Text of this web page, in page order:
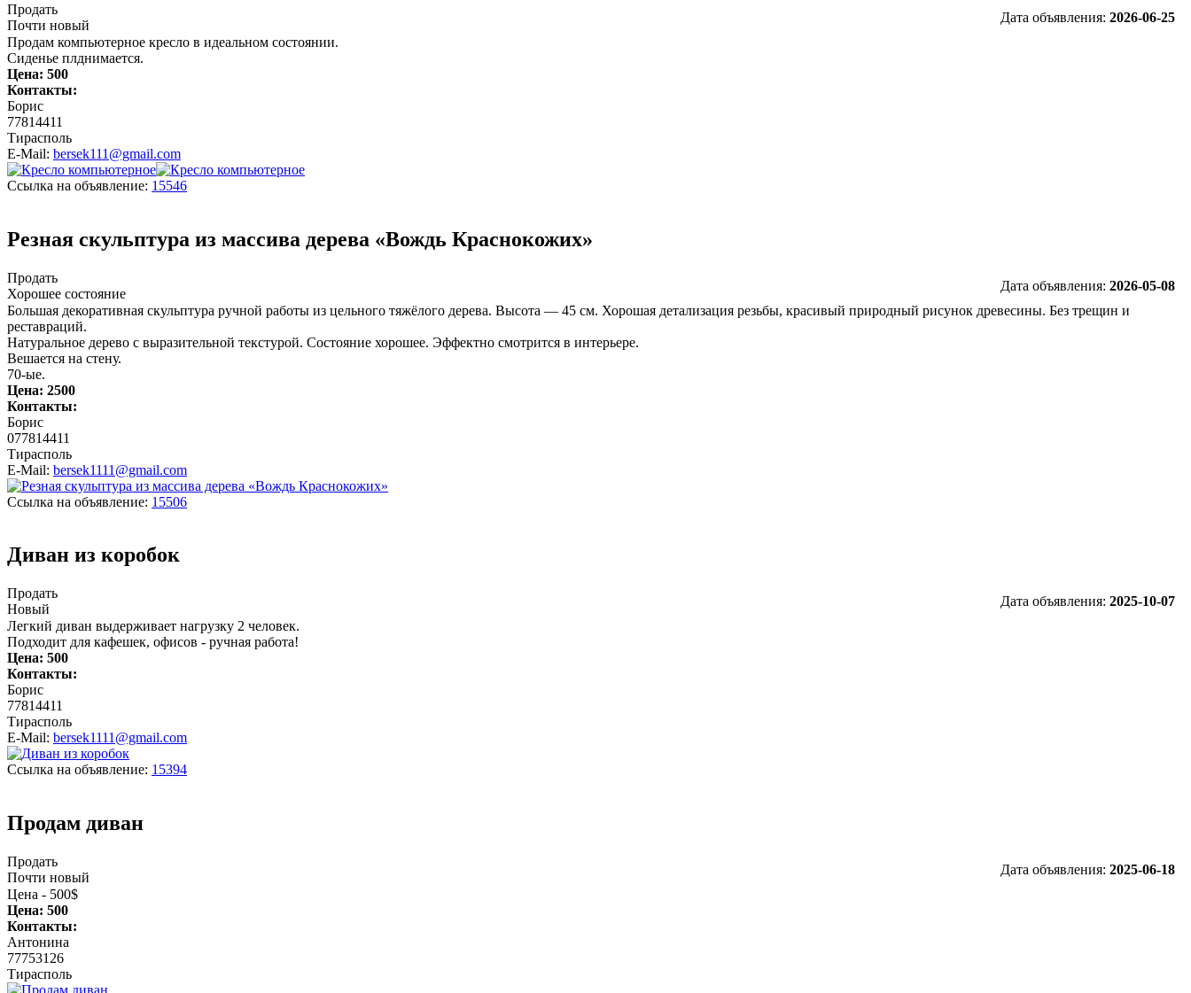
Продать
Почти новый
Дата объявления: 2026-06-25
Продам компьютерное кресло в идеальном состоянии.
Сиденье плднимается.
Цена: 500
Контакты:
Борис
77814411
Тирасполь
E-Mail: bersek111@gmail.com
Ссылка на объявление: 15546
Резная скульптура из массива дерева «Вождь Краснокожих»
Продать
Хорошее состояние
Дата объявления: 2026-05-08
Большая декоративная скульптура ручной работы из цельного тяжёлого дерева. Высота — 45 см. Хорошая детализация резьбы, красивый природный рисунок древесины. Без трещин и
реставраций.
Натуральное дерево с выразительной текстурой. Состояние хорошее. Эффектно смотрится в интерьере.
Вешается на стену.
70-ые.
Цена: 2500
Контакты:
Борис
077814411
Тирасполь
E-Mail: bersek1111@gmail.com
Ссылка на объявление: 15506
Диван из коробок
Продать
Новый
Дата объявления: 2025-10-07
Легкий диван выдерживает нагрузку 2 человек.
Подходит для кафешек, офисов - ручная работа!
Цена: 500
Контакты:
Борис
77814411
Тирасполь
E-Mail: bersek1111@gmail.com
Ссылка на объявление: 15394
Продам диван
Продать
Почти новый
Дата объявления: 2025-06-18
Цена - 500$
Цена: 500
Контакты:
Антонина
77753126
Тирасполь